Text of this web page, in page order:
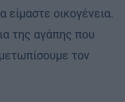
είμαστε οικογένεια.
της αγάπης που
τον